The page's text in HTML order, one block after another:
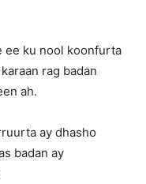
ee ku nool koonfurta
rag badan
ah.
ay dhasho
badan ay